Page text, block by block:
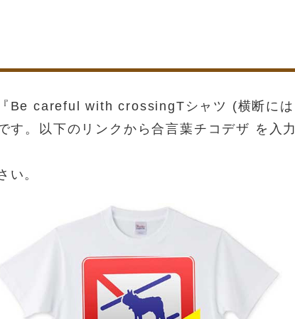
Be careful with crossingTシャツ (横断には
。以下のリンクから合言葉チコデザ を入力
い。